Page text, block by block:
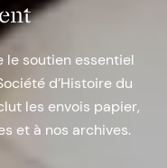
le soutien essentiel
d’Histoire du
les envois papier,
et à nos archives.